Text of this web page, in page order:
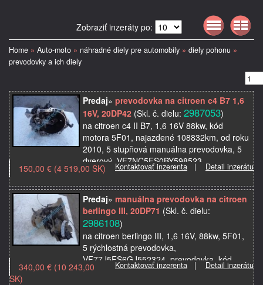
Zobraziť inzeráty po:
Home » Auto-moto » náhradné diely pre automobily » diely pohonu »
prevodovky a ich diely
Predaj» prevodovka na citroen c4 B7 1,6
16V, 20DP42 (Skl. č. dielu: 2987053)
na citroen c4 II B7, 1,6 16V 88kw, kód
motora 5F01, najazdené 108832km, od roku
2010, 5 stupňová manuálna prevodovka, 5
dverový, VF7NC5FS0BY598523,
prevodovka, kód je 20DP42, p…
Kontaktovať inzerenta | Detail inzerátu
150,00 € (4 519,00 SK)
Predaj» manuálna prevodovka na citroen
berlingo III, 20DP71 (Skl. č. dielu:
2986108)
na citroen berlingo III, 1,6 16V, 88kw, 5F01,
5 rýchlostná prevodovka,
VF77J5FS6GJ552324, prevodovka, kód
prevopdovky je 20DP71, pasuje aj na
Kontaktovať inzerenta | Detail inzerátu
340,00 € (10 243,00
SK)